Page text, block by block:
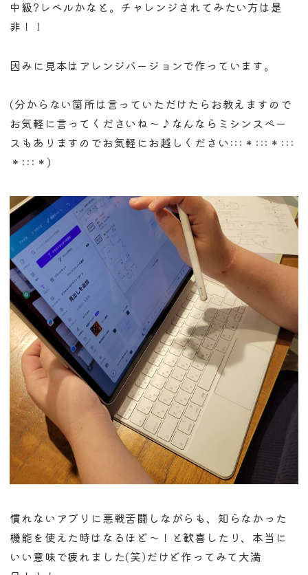
中級?レベルかなと。チャレンジされてみたい方は是
非！！
因みに見本はアレンジバージョンで作っています。
(分からない箇所は言っていただけたらお教えますので
お気軽に言ってくださいね〜♪なんならミシンスペー
スもありますのでお気軽にお越しください:::＊:::＊:::
＊:::＊)
慣れないアプリに悪戦苦闘しながらも、知らなかった
機能を使えた時はなるほど〜！と歓喜したり、本当に
いい意味で疲れました(笑)だけど作ってみて大満